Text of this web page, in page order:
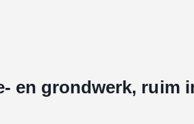
en grondwerk, ruim